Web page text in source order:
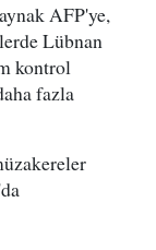
AFP'ye,
Lübnan
kontrol
fazla